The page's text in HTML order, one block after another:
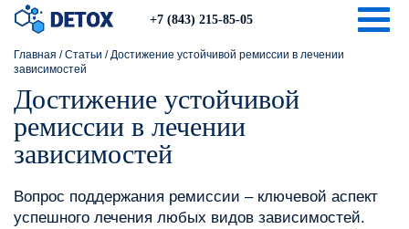
+7 (843) 215-85-05
Главная /Статьи /Достижение устойчивой ремиссии в лечении
зависимостей
Достижение устойчивой
ремиссии в лечении
зависимостей
Вопрос поддержания ремиссии – ключевой аспект
успешного лечения любых видов зависимостей.